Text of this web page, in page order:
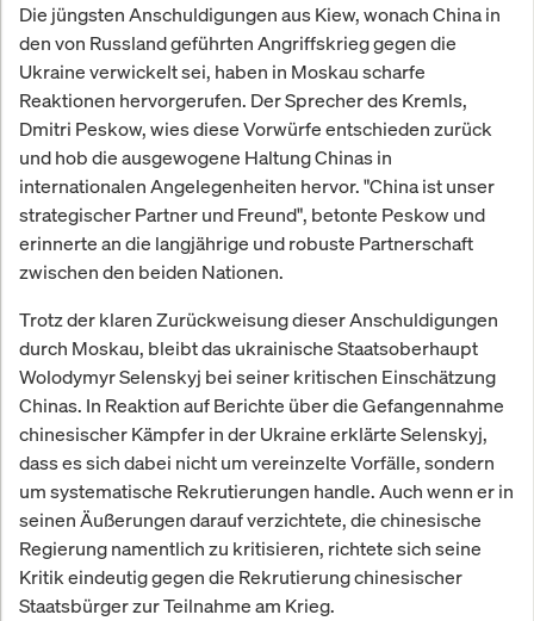
Die jüngsten Anschuldigungen aus Kiew, wonach China in
den von Russland geführten Angriffskrieg gegen die
Ukraine verwickelt sei, haben in Moskau scharfe
Reaktionen hervorgerufen. Der Sprecher des Kremls,
Dmitri Peskow, wies diese Vorwürfe entschieden zurück
und hob die ausgewogene Haltung Chinas in
internationalen Angelegenheiten hervor. "China ist unser
strategischer Partner und Freund", betonte Peskow und
erinnerte an die langjährige und robuste Partnerschaft
zwischen den beiden Nationen.
Trotz der klaren Zurückweisung dieser Anschuldigungen
durch Moskau, bleibt das ukrainische Staatsoberhaupt
Wolodymyr Selenskyj bei seiner kritischen Einschätzung
Chinas. In Reaktion auf Berichte über die Gefangennahme
chinesischer Kämpfer in der Ukraine erklärte Selenskyj,
dass es sich dabei nicht um vereinzelte Vorfälle, sondern
um systematische Rekrutierungen handle. Auch wenn er in
seinen Äußerungen darauf verzichtete, die chinesische
Regierung namentlich zu kritisieren, richtete sich seine
Kritik eindeutig gegen die Rekrutierung chinesischer
Staatsbürger zur Teilnahme am Krieg.